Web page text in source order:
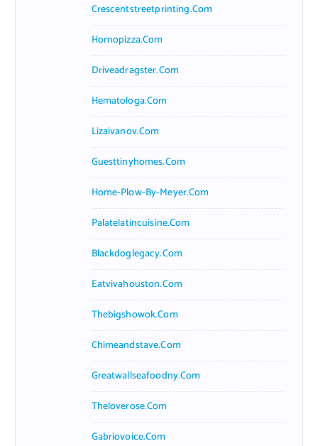
Crescentstreetprinting.com
Hornopizza.com
Driveadragster.com
Hematologa.com
Lizaivanov.com
Guesttinyhomes.com
Home-Plow-By-Meyer.com
Palatelatincuisine.com
Blackdoglegacy.com
Eatvivahouston.com
Thebigshowok.com
Chimeandstave.com
Greatwallseafoodny.com
Theloverose.com
Gabriovoice.com